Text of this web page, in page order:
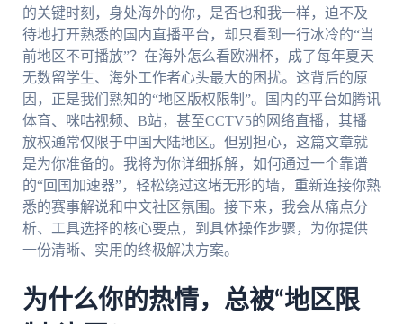
的关键时刻，身处海外的你，是否也和我一样，迫不及
待地打开熟悉的国内直播平台，却只看到一行冰冷的“当
前地区不可播放”？在海外怎么看欧洲杯，成了每年夏天
无数留学生、海外工作者心头最大的困扰。这背后的原
因，正是我们熟知的“地区版权限制”。国内的平台如腾讯
体育、咪咕视频、B站，甚至CCTV5的网络直播，其播
放权通常仅限于中国大陆地区。但别担心，这篇文章就
是为你准备的。我将为你详细拆解，如何通过一个靠谱
的“回国加速器”，轻松绕过这堵无形的墙，重新连接你熟
悉的赛事解说和中文社区氛围。接下来，我会从痛点分
析、工具选择的核心要点，到具体操作步骤，为你提供
一份清晰、实用的终极解决方案。
为什么你的热情，总被“地区限